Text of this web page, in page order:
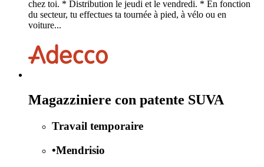
chez toi. * Distribution le jeudi et le vendredi. * En fonction
du secteur, tu effectues ta tournée à pied, à vélo ou en
voiture...
Magazziniere con patente SUVA
Travail temporaire
•Mendrisio